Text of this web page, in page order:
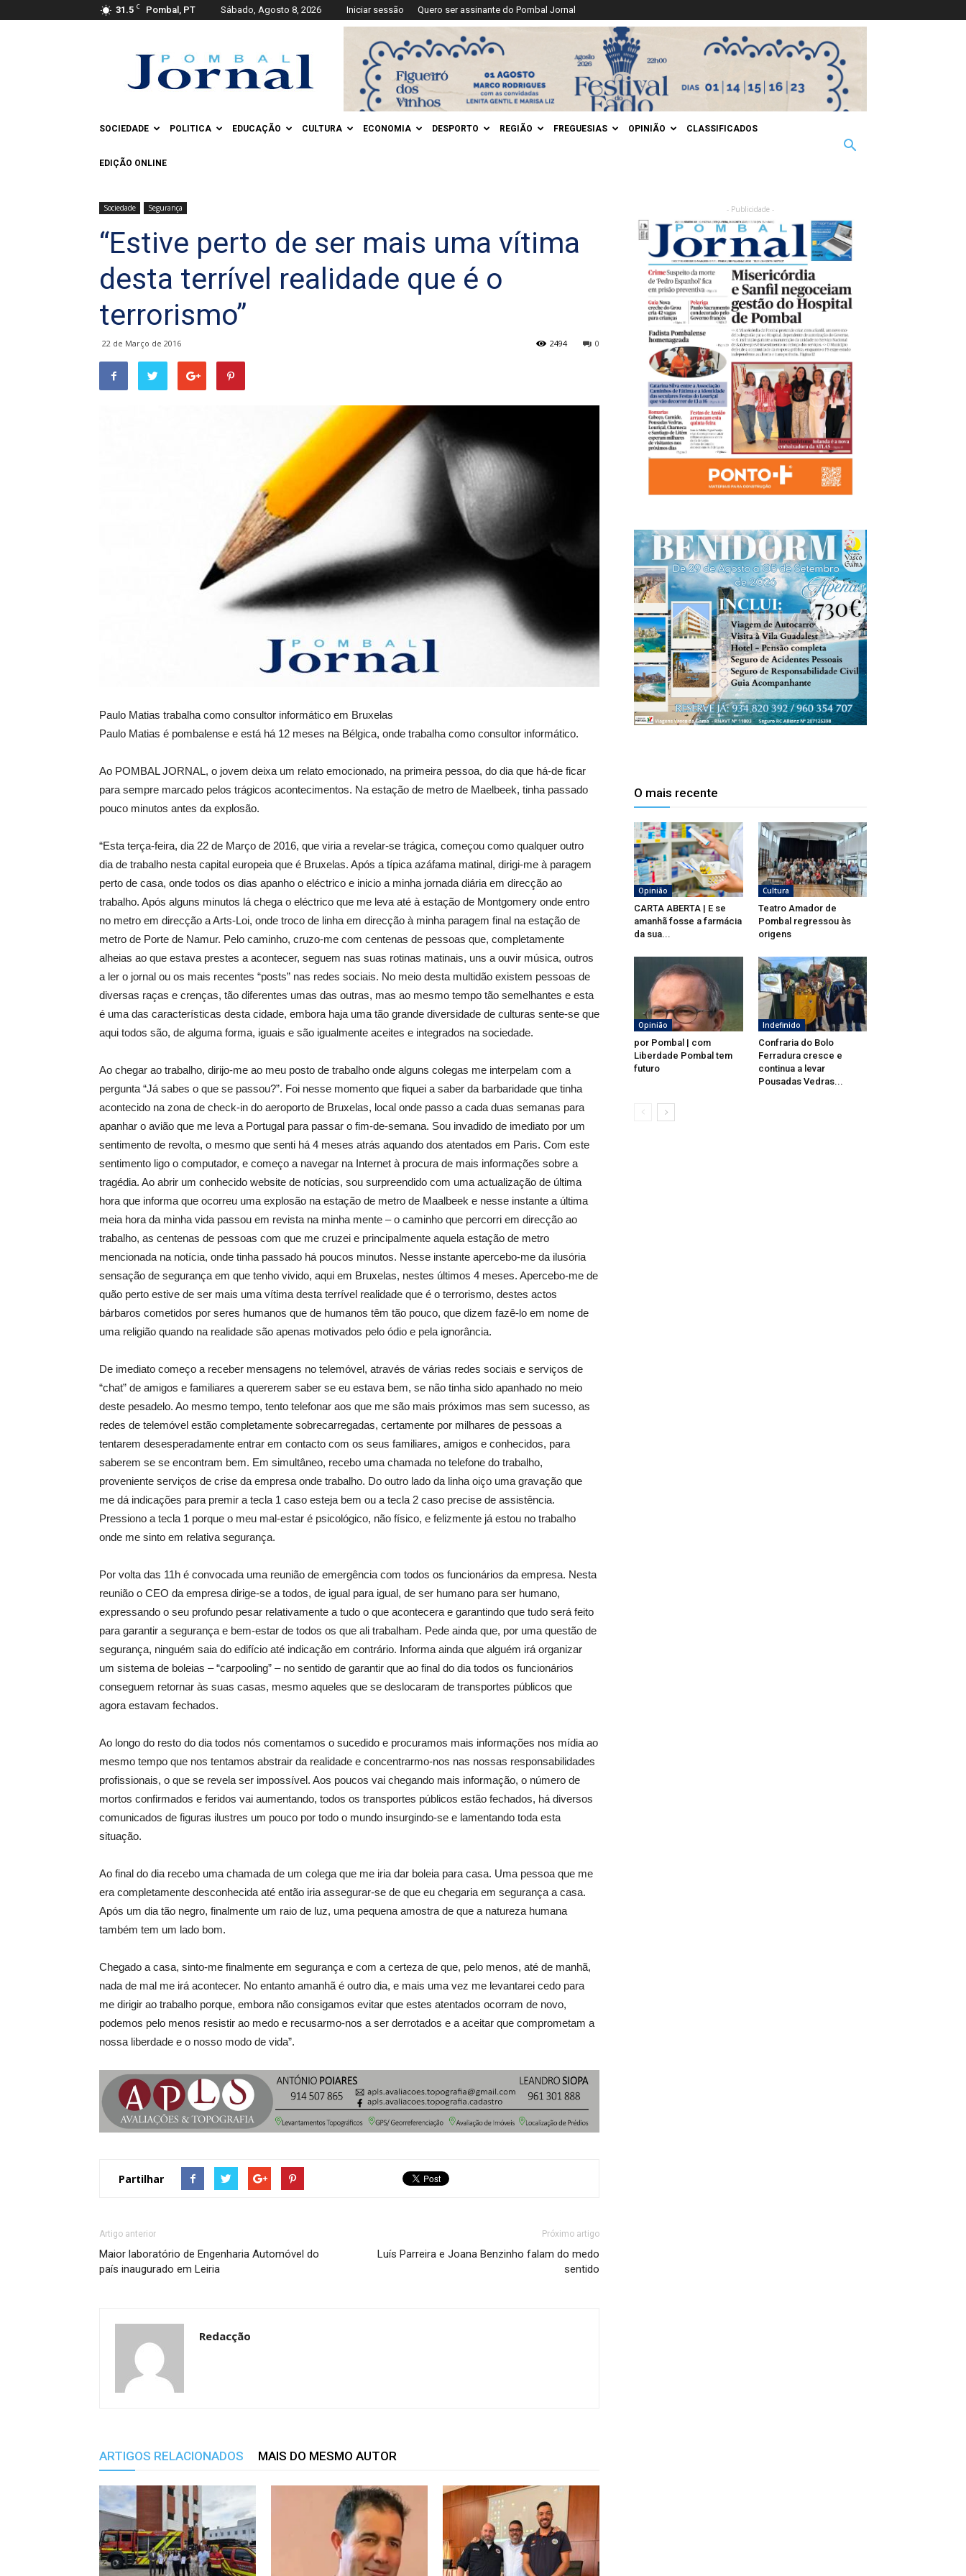
31.5 C Pombal, PT Sábado, Agosto 8, 2026 Iniciar sessão Quero ser assinante do Pombal Jornal
Jornal
SOCIEDADE POLITICA EDUCAÇÃO CULTURA ECONOMIA DESPORTO REGIÃO FREGUESIAS OPINIÃO CLASSIFICADOS
EDIÇÃO ONLINE
Sociedade Segurança
“Estive perto de ser mais uma vítima
desta terrível realidade que é o
terrorismo”
22 de Março de 2016 0
2494
Paulo Matias trabalha como consultor informático em Bruxelas
Paulo Matias é pombalense e está há 12 meses na Bélgica, onde trabalha como consultor informático.
Ao POMBAL JORNAL, o jovem deixa um relato emocionado, na primeira pessoa, do dia que há-de ficar
para sempre marcado pelos trágicos acontecimentos. Na estação de metro de Maelbeek, tinha passado
pouco minutos antes da explosão.
“Esta terça-feira, dia 22 de Março de 2016, que viria a revelar-se trágica, começou como qualquer outro
dia de trabalho nesta capital europeia que é Bruxelas. Após a típica azáfama matinal, dirigi-me à paragem
perto de casa, onde todos os dias apanho o eléctrico e inicio a minha jornada diária em direcção ao
trabalho. Após alguns minutos lá chega o eléctrico que me leva até à estação de Montgomery onde entro
no metro em direcção a Arts-Loi, onde troco de linha em direcção à minha paragem final na estação de
metro de Porte de Namur. Pelo caminho, cruzo-me com centenas de pessoas que, completamente
alheias ao que estava prestes a acontecer, seguem nas suas rotinas matinais, uns a ouvir música, outros
a ler o jornal ou os mais recentes “posts” nas redes sociais. No meio desta multidão existem pessoas de
diversas raças e crenças, tão diferentes umas das outras, mas ao mesmo tempo tão semelhantes e esta
é uma das características desta cidade, embora haja uma tão grande diversidade de culturas sente-se que
aqui todos são, de alguma forma, iguais e são igualmente aceites e integrados na sociedade.
Ao chegar ao trabalho, dirijo-me ao meu posto de trabalho onde alguns colegas me interpelam com a
pergunta “Já sabes o que se passou?”. Foi nesse momento que fiquei a saber da barbaridade que tinha
acontecido na zona de check-in do aeroporto de Bruxelas, local onde passo a cada duas semanas para
apanhar o avião que me leva a Portugal para passar o fim-de-semana. Sou invadido de imediato por um
sentimento de revolta, o mesmo que senti há 4 meses atrás aquando dos atentados em Paris. Com este
sentimento ligo o computador, e começo a navegar na Internet à procura de mais informações sobre a
tragédia. Ao abrir um conhecido website de notícias, sou surpreendido com uma actualização de última
hora que informa que ocorreu uma explosão na estação de metro de Maalbeek e nesse instante a última
meia hora da minha vida passou em revista na minha mente – o caminho que percorri em direcção ao
trabalho, as centenas de pessoas com que me cruzei e principalmente aquela estação de metro
mencionada na notícia, onde tinha passado há poucos minutos. Nesse instante apercebo-me da ilusória
sensação de segurança em que tenho vivido, aqui em Bruxelas, nestes últimos 4 meses. Apercebo-me de
quão perto estive de ser mais uma vítima desta terrível realidade que é o terrorismo, destes actos
bárbaros cometidos por seres humanos que de humanos têm tão pouco, que dizem fazê-lo em nome de
uma religião quando na realidade são apenas motivados pelo ódio e pela ignorância.
De imediato começo a receber mensagens no telemóvel, através de várias redes sociais e serviços de
“chat” de amigos e familiares a quererem saber se eu estava bem, se não tinha sido apanhado no meio
deste pesadelo. Ao mesmo tempo, tento telefonar aos que me são mais próximos mas sem sucesso, as
redes de telemóvel estão completamente sobrecarregadas, certamente por milhares de pessoas a
tentarem desesperadamente entrar em contacto com os seus familiares, amigos e conhecidos, para
saberem se se encontram bem. Em simultâneo, recebo uma chamada no telefone do trabalho,
proveniente serviços de crise da empresa onde trabalho. Do outro lado da linha oiço uma gravação que
me dá indicações para premir a tecla 1 caso esteja bem ou a tecla 2 caso precise de assistência.
Pressiono a tecla 1 porque o meu mal-estar é psicológico, não físico, e felizmente já estou no trabalho
onde me sinto em relativa segurança.
Por volta das 11h é convocada uma reunião de emergência com todos os funcionários da empresa. Nesta
reunião o CEO da empresa dirige-se a todos, de igual para igual, de ser humano para ser humano,
expressando o seu profundo pesar relativamente a tudo o que acontecera e garantindo que tudo será feito
para garantir a segurança e bem-estar de todos os que ali trabalham. Pede ainda que, por uma questão de
segurança, ninguém saia do edifício até indicação em contrário. Informa ainda que alguém irá organizar
um sistema de boleias – “carpooling” – no sentido de garantir que ao final do dia todos os funcionários
conseguem retornar às suas casas, mesmo aqueles que se deslocaram de transportes públicos que
agora estavam fechados.
Ao longo do resto do dia todos nós comentamos o sucedido e procuramos mais informações nos mídia ao
mesmo tempo que nos tentamos abstrair da realidade e concentrarmo-nos nas nossas responsabilidades
profissionais, o que se revela ser impossível. Aos poucos vai chegando mais informação, o número de
mortos confirmados e feridos vai aumentando, todos os transportes públicos estão fechados, há diversos
comunicados de figuras ilustres um pouco por todo o mundo insurgindo-se e lamentando toda esta
situação.
Ao final do dia recebo uma chamada de um colega que me iria dar boleia para casa. Uma pessoa que me
era completamente desconhecida até então iria assegurar-se de que eu chegaria em segurança a casa.
Após um dia tão negro, finalmente um raio de luz, uma pequena amostra de que a natureza humana
também tem um lado bom.
Chegado a casa, sinto-me finalmente em segurança e com a certeza de que, pelo menos, até de manhã,
nada de mal me irá acontecer. No entanto amanhã é outro dia, e mais uma vez me levantarei cedo para
me dirigir ao trabalho porque, embora não consigamos evitar que estes atentados ocorram de novo,
podemos pelo menos resistir ao medo e recusarmo-nos a ser derrotados e a aceitar que comprometam a
nossa liberdade e o nosso modo de vida”.
Partilhar
Artigo anterior
Maior laboratório de Engenharia Automóvel do
país inaugurado em Leiria
Próximo artigo
Luís Parreira e Joana Benzinho falam do medo
sentido
Redacção
ARTIGOS RELACIONADOS MAIS DO MESMO AUTOR
- Publicidade -
O mais recente
Opinião
CARTA ABERTA | E se
amanhã fosse a farmácia
da sua...
Cultura
Teatro Amador de
Pombal regressou às
origens
Opinião
por Pombal | com
Liberdade Pombal tem
futuro
Indefinido
Confraria do Bolo
Ferradura cresce e
continua a levar
Pousadas Vedras...